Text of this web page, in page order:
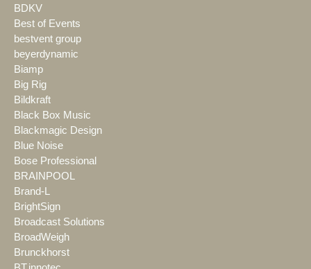
BDKV
Best of Events
bestvent group
beyerdynamic
Biamp
Big Rig
Bildkraft
Black Box Music
Blackmagic Design
Blue Noise
Bose Professional
BRAINPOOL
Brand-L
BrightSign
Broadcast Solutions
BroadWeigh
Brunckhorst